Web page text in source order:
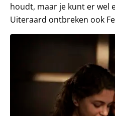
houdt, maar je kunt er wel
Uiteraard ontbreken ook